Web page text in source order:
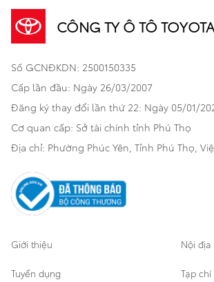
- Số điện thoại:
Thông tin dịch vụ
- Thời gian:
- Địa điểm:
- Đại lý:
Nhân viên tư vấn bán hàng sẽ liên hệ với
nhận lịch hẹn trong thời gian sớm nhất. Xin
Bán tải
Hatchback
Thương mại
Khách hàng dự án
Bảo hiểm Toyota
Xe đã qua sử dụng
Bảo hành mở rộng
Sản phẩm chính hãng
Cơ sở bảo hành bảo dưỡng
Khuyến mãi
Xã hội
Thông tin khác
CÔNG TY Ô TÔ
Số GCNĐKDN: 2500150335
Cấp lần đầu: Ngày 26/03/2007
Đăng ký thay đổi lần thứ 22: Ngày 05/01/
Cơ quan cấp: Sở tài chính tỉnh Phú Thọ
Địa chỉ: Phường Phúc Yên, Tỉnh Phú Thọ,
Giới thiệu Nội địa
Tuyển dụng Tạp chí